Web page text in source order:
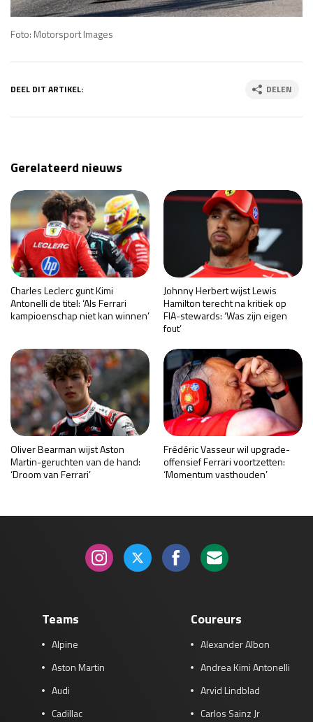
Foto: Motorsport Images
DEEL DIT ARTIKEL: DELEN
Gerelateerd nieuws
Charles Leclerc gunt Kimi
Antonelli de titel: ‘Als Ferrari
kampioenschap niet kan winnen’
Johnny Herbert wijst Lewis
Hamilton terecht na kritiek op
FIA-stewards: ‘Was zijn eigen
fout’
Oliver Bearman wijst Aston
Martin-geruchten van de hand:
‘Droom van Ferrari’
Frédéric Vasseur wil upgrade-
offensief Ferrari voortzetten:
‘Momentum vasthouden’
Teams
Alpine
Aston Martin
Audi
Cadillac
Coureurs
Alexander Albon
Andrea Kimi Antonelli
Arvid Lindblad
Carlos Sainz Jr